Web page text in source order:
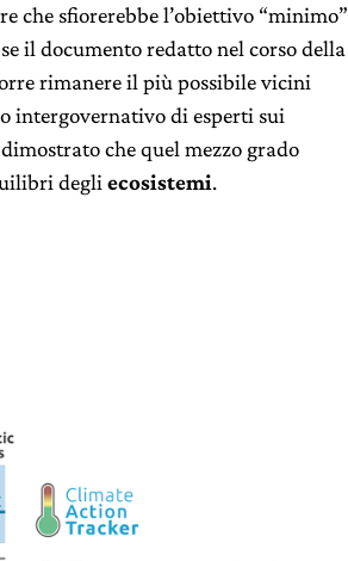
che sfiorerebbe l’obiettivo “minimo”
il documento redatto nel corso della
rimanere il più possibile vicini
intergovernativo di esperti sui
che quel mezzo grado
degli ecosistemi.